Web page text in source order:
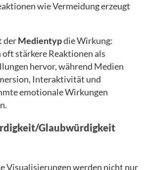
wie Vermeidung erzeugt
derMedientypdie Wirkung:
stärkere Reaktionen als
hervor, während Medien
Interaktivität und
emotionale Wirkungen
Glaubwürdigkeit
Visualisierungen werden nicht nur